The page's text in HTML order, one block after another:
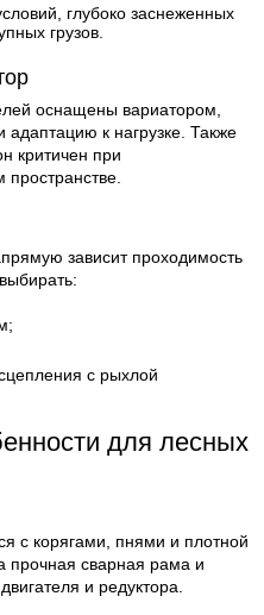
глубоко заснеженных
грузов.
оснащены вариатором,
к нагрузке. Также
критичен при
пространстве.
зависит проходимость
с рыхлой
для лесных
с корягами, пнями и плотной
прочная сварная рама и
и редуктора.